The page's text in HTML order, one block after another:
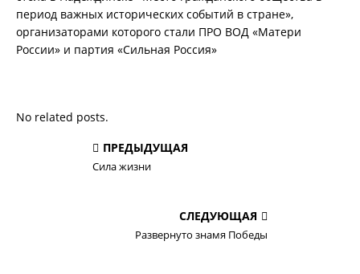
период важных исторических событий в стране»,
организаторами которого стали ПРО ВОД «Матери
России» и партия «Сильная Россия»
No related posts.
ПРЕДЫДУЩАЯ
Сила жизни
СЛЕДУЮЩАЯ
Развернуто знамя Победы